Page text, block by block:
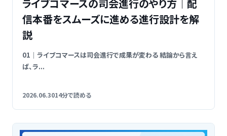
ライブコマースの司会進行のやり方｜配
信本番をスムーズに進める進行設計を解
説
01｜ライブコマースは司会進行で成果が変わる 結論から言え
ば、ラ...
2026.06.3014分で読める